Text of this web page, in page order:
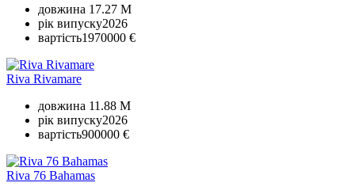
довжина 17.27 M
рік випуску2026
вартість1970000 €
Riva Rivamare
довжина 11.88 M
рік випуску2026
вартість900000 €
Riva 76 Bahamas